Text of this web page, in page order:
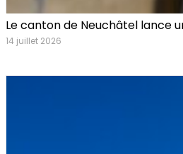
Le canton de Neuchâtel lance
14 juillet 2026